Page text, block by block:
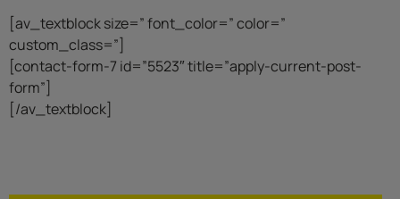
[av_textblock size=” font_color=” color=”
custom_class=”]
[contact-form-7 id=”5523″ title=”apply-current-post-
form”]
[/av_textblock]